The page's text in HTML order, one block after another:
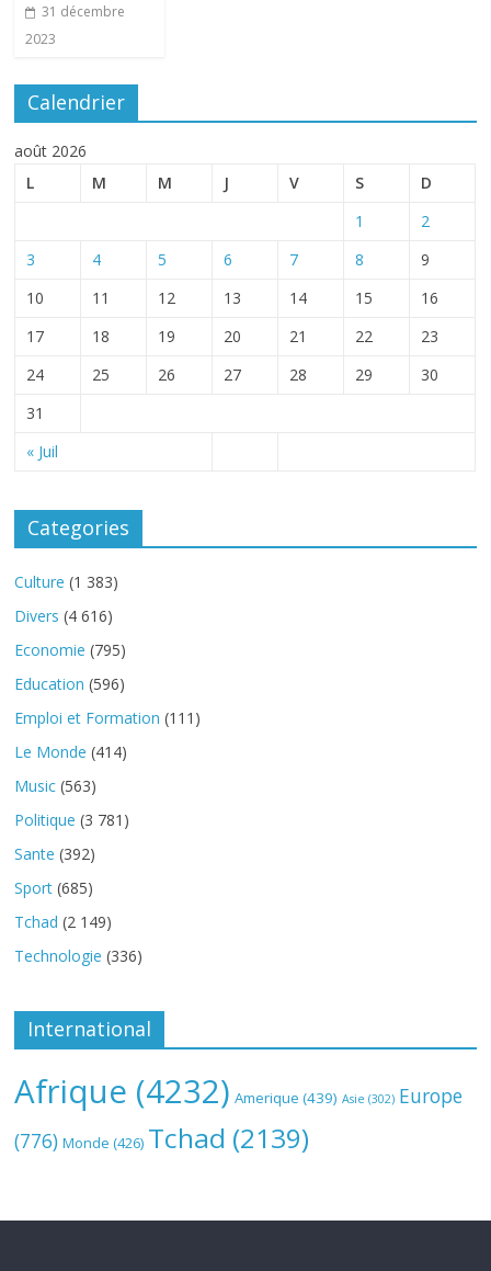
31 décembre
2023
Calendrier
août 2026
L
M M J V S D
« Juil
1
2
3
4 5 6 7 8
9
10
11 12 13 14 15
16
17
18 19 20 21 22
23
24
25 26 27 28 29
30
31
Categories
Culture (1 383)
Divers (4 616)
Economie (795)
Education (596)
Emploi et Formation (111)
Le Monde (414)
Music (563)
Politique (3 781)
Sante (392)
Sport (685)
Tchad (2 149)
Technologie (336)
International
Afrique (4232) Amerique (439) Asie (302) Europe
(776) Monde (426) Tchad (2139)